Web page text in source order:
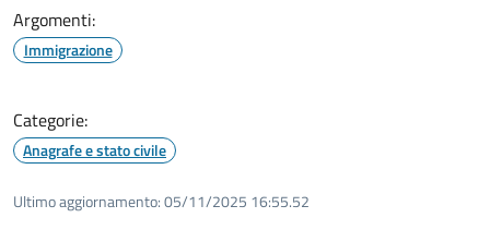
Argomenti:
Immigrazione
Categorie:
Anagrafe e stato civile
Ultimo aggiornamento:05/11/2025 16:55.52